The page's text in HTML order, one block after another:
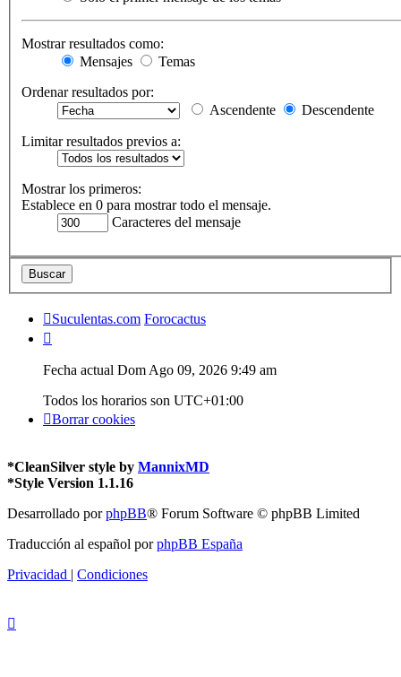
Mostrar resultados como:
Mensajes
Temas
Ordenar resultados por:
Ascendente
Descendente
Limitar resultados previos a:
Mostrar los primeros:
Establece en 0 para mostrar todo el mensaje.
Caracteres del mensaje
Suculentas.com Forocactus
Fecha actual Dom Ago 09, 2026 9:49 am
Todos los horarios son UTC+01:00
Borrar cookies
*CleanSilver style by MannixMD
*Style Version 1.1.16
Desarrollado porphpBB® Forum Software © phpBB Limited
Traducción al español porphpBB España
Privacidad | Condiciones